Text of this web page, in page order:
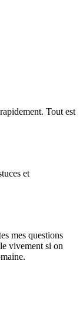
Tout est
et
mes questions
vivement si on